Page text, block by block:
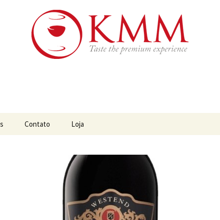
da Austrália, Chile e África do Sul
Contato Loja